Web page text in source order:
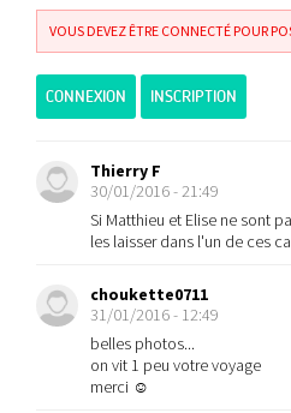
VOUS DEVEZ ÊTRE CONNECTÉ POUR
CONNEXION INSCRIPTION
Thierry F
30/01/2016 - 21:49
Si Matthieu et Elise ne sont
les laisser dans l'un de ces
choukette0711
31/01/2016 - 12:49
belles photos...
on vit 1 peu votre voyage
merci ☺